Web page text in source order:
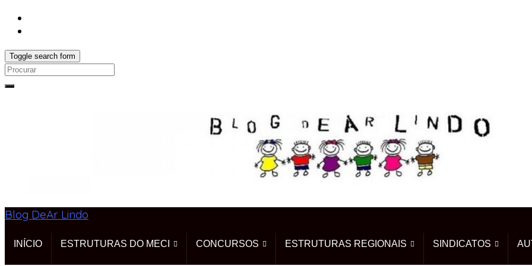
Toggle search form
Search
Blog DeAr Lindo
INÍCIO ESTRUTURAS DO MECI CONCURSOS ESTRUTURAS REGIONAIS SINDICATOS